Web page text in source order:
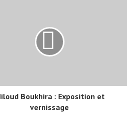
Boukhira : Exposition et
vernissage